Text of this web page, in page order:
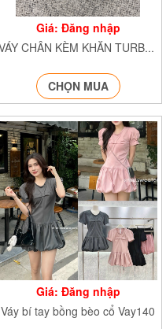
Giá: Đăng nhập
VÁY CHÂN KÈM KHĂN TURBAN VaykemkhanM23
CHỌN MUA
Giá: Đăng nhập
Váy bí tay bồng bèo cổ Vay140